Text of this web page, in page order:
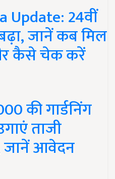
Update: 24वीं
जानें कब मिल
कैसे चेक करें
की गार्डनिंग
ताजी
जानें आवेदन